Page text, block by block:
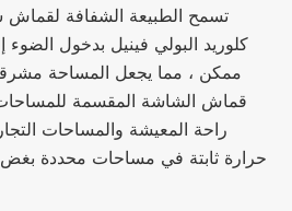
تسمح الطبيعة الشفافة
كلوريد البولي فينيل بدخول
ممكن ، مما يجعل المساحة
قماش الشاشة المقسمة للمساحات
راحة المعيشة والمساحات
حرارة ثابتة في مساحات محددة